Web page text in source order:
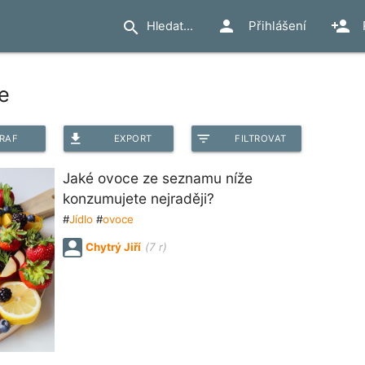
search person Přihlášení person_add
file_download EXPORT filter_list FILTROVAT
Jaké ovoce ze seznamu níže
konzumujete nejraději?
#Jídlo #ovoce
Chytrý Jiří (7 r)